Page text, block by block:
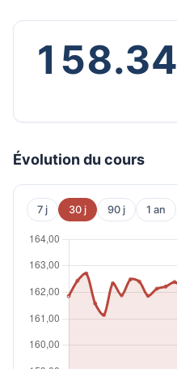
158.34
Évolution du cours
7 j 30 j 90 j 1 an